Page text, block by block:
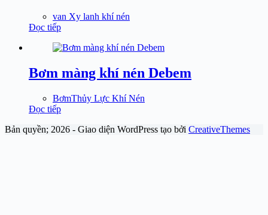
van Xy lanh khí nén
Đọc tiếp
Bơm màng khí nén Debem
BơmThủy Lực Khí Nén
Đọc tiếp
Bản quyền; 2026 - Giao diện WordPress tạo bởi CreativeThemes